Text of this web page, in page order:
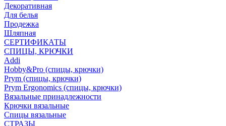
Декоративная
Для белья
Продежка
Шляпная
СЕРТИФИКАТЫ
СПИЦЫ, КРЮЧКИ
Addi
Hobby&Pro (спицы, крючки)
Prym (спицы, крючки)
Prym Ergonomics (спицы, крючки)
Вязальные принадлежности
Крючки вязальные
Спицы вязальные
СТРАЗЫ